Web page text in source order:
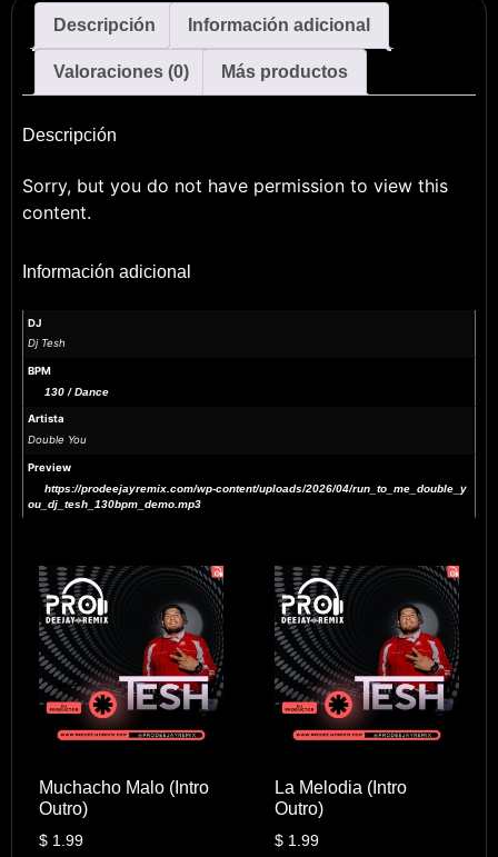
Descripción Información adicional
Valoraciones (0) Más productos
Descripción
Sorry, but you do not have permission to view this
content.
Información adicional
DJ
Dj Tesh
BPM
130 / Dance
Artista
Double You
Preview
https://prodeejayremix.com/wp-content/uploads/2026/04/run_to_me_double_y
ou_dj_tesh_130bpm_demo.mp3
Muchacho Malo (Intro
Outro)
$1.99
La Melodia (Intro
Outro)
$ 1.99